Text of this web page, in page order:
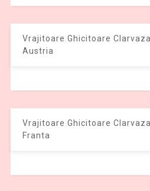
Vrajitoare Ghicitoare
Austria
Vrajitoare Ghicitoare
Franta